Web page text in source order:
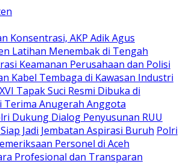
Konsentrasi, AKP Adik Agus
Latihan Menembak di Tengah
Keamanan Perusahaan dan Polisi
Kabel Tembaga di Kawasan Industri
Tapak Suci Resmi Dibuka di
Terima Anugerah Anggota
Dukung Dialog Penyusunan RUU
Jadi Jembatan Aspirasi Buruh Polri
Personel di Aceh
Profesional dan Transparan